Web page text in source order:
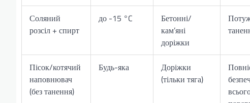
Соляний
розсіл + спирт
до -15 °C
Бетонні/
кам’яні
доріжки
Пісок/котячий
наповнювач
(без танення)
Будь-яка
Доріжки
(тільки тяга)